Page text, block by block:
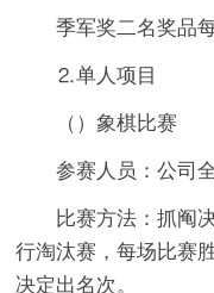
季军奖二名奖品
⒉单人项目
（）象棋比赛
参赛人员：公司
比赛方法：抓阄
行淘汰赛，每场比赛
决定出名次。